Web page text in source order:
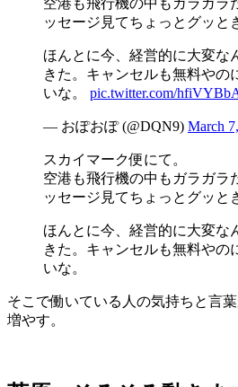
ッセージ見てちょっとグッと
ほんとに今、経営的に大変な
きた。キャンセルも無料やの
いな。 pic.twitter.com/
— おぽおぽ (@DQN9) March
スカイマーク便にて。
空港も飛行機の中もガラガラ
ッセージ見てちょっとグッと
ほんとに今、経営的に大変な
きた。キャンセルも無料やの
いな。
そこで働いている人の気持ちと言
増やす。